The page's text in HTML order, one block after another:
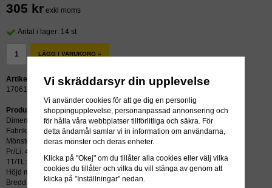
305 kr exkl moms
Antal i lager: 14 st
LÄGG I VARUKORG »
Artikelnummer:
17061
Produktbeskrivning:
Dimension: 2.50-10
Fabrikat: DURO
Mönster: HF225
Pr/Li: 4/33J
TT/TL: TT (slang krävs)
Höjd mm: 390
Bredd mm: 70
Vi skräddarsyr din upplevelse
Vi använder cookies för att ge dig en personlig
shoppingupplevelse, personanpassad annonsering och
för hålla våra webbplatser tillförlitliga och säkra. För
detta ändamål samlar vi in information om användarna,
deras mönster och deras enheter.
Klicka på "Okej" om du tillåter alla cookies eller välj vilka
cookies du tillåter och vilka du vill stänga av genom att
klicka på "Inställningar" nedan.